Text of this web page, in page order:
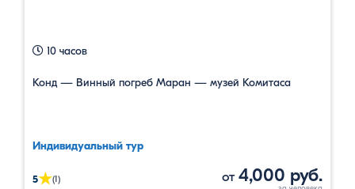
10 часов
Конд — Винный погреб Маран — музей Комитаса
Индивидуальный тур
5★(1) от 4,000 руб.